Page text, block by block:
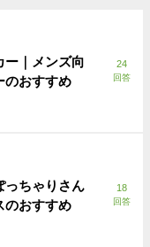
ー｜メンズ向
のおすすめ
24
回答
っちゃりさん
のおすすめ
18
回答